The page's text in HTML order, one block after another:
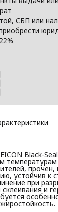
СБП или
Black-
температурам
прочен,
устойчив к
при
и